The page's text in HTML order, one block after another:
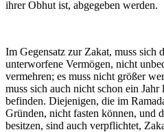
ihrer Obhut ist, abgegeben werden.
Im Gegensatz zur Zakat, muss sich
unterworfene Vermögen, nicht
vermehren; es muss nicht größer
muss sich auch nicht schon ein
befinden. Diejenigen, die im
Gründen, nicht fasten können, und
besitzen, sind auch verpflichtet,